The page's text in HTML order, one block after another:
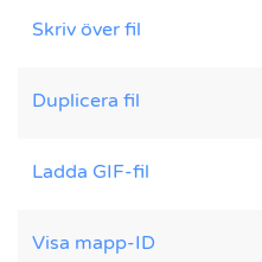
Skriv över fil
Duplicera fil
Ladda GIF-fil
Visa mapp-ID